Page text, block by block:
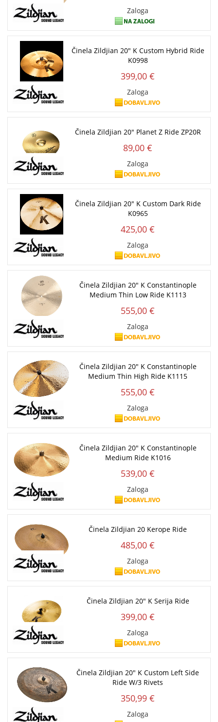
Zaloga
Činela Zildjian 20" K Custom Hybrid Ride
K0998
399,00 €
Zaloga
Činela Zildjian 20" Planet Z Ride ZP20R
89,00 €
Zaloga
Činela Zildjian 20" K Custom Dark Ride
K0965
425,00 €
Zaloga
Činela Zildjian 20" K Constantinople
Medium Thin Low Ride K1113
555,00 €
Zaloga
Činela Zildjian 20" K Constantinople
Medium Thin High Ride K1115
555,00 €
Zaloga
Činela Zildjian 20" K Constantinople
Medium Ride K1016
539,00 €
Zaloga
Činela Zildjian 20 Kerope Ride
485,00 €
Zaloga
Činela Zildjian 20" K Serija Ride
399,00 €
Zaloga
Činela Zildjian 20" K Custom Left Side
Ride W/3 Rivets
350,99 €
Zaloga